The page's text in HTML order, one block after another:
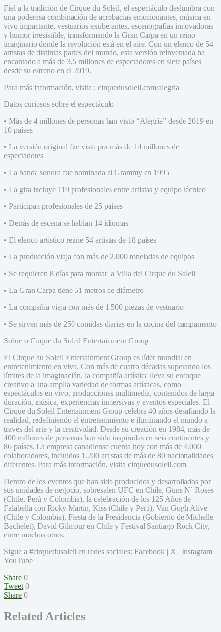
Fiel a la tradición de Cirque du Soleil, el espectáculo deslumbra con
una poderosa combinación de acrobacias emocionantes, música en
vivo impactante, vestuarios exuberantes, escenografías innovadoras
y humor irresistible, transformando la Gran Carpa en un reino
imaginario donde la revolución está en el aire. Con un elenco de 54
artistas de distintas partes del mundo, esta versión reinventada ha
encantado a más de 3,5 millones de espectadores en siete países
desde su estreno en el 2019.
Para más información, visita : cirquedusoleil.com/alegria
Datos curiosos sobre el espectáculo
• Más de 4 millones de personas han visto “Alegría” desde 2019 en
10 países
• La versión original fue vista por más de 14 millones de
espectadores
• La banda sonora fue nominada al Grammy en 1995
• La gira incluye 119 profesionales entre artistas y equipo técnico
• Participan profesionales de 25 países
• Detrás de escena se hablan 14 idiomas
• El elenco artístico reúne 54 artistas de 18 países
• La producción viaja con más de 2.000 toneladas de equipos
• Se requieren 8 días para montar la Villa del Cirque du Soleil
• La Gran Carpa tiene 51 metros de diámetro
• La compañía viaja con más de 1.500 piezas de vestuario
• Se sirven más de 250 comidas diarias en la cocina del campamento
Sobre o Cirque du Soleil Entertainment Group
El Cirque du Soleil Entertainment Group es líder mundial en
entretenimiento en vivo. Con más de cuatro décadas superando los
límites de la imaginación, la compañía artística lleva su enfoque
creativo a una amplia variedad de formas artísticas, como
espectáculos en vivo, producciones multimedia, contenidos de larga
duración, música, experiencias inmersivas y eventos especiales. El
Cirque du Soleil Entertainment Group celebra 40 años desafiando la
realidad, redefiniendo el entretenimiento e iluminando el mundo a
través del arte y la creatividad. Desde su creación en 1984, más de
400 millones de personas han sido inspiradas en seis continentes y
86 países. La empresa canadiense cuenta hoy con más de 4.000
colaboradores, incluidos 1.200 artistas de más de 80 nacionalidades
diferentes. Para más información, visita cirquedusoleil.com
Dentro de los eventos que han sido producidos y desarrollados por
sus unidades de negocio, sobresalen UFC en Chile, Guns N´ Roses
(Chile, Perú y Colombia), la celebración de los 125 Años de
Falabella con Ricky Martin, Kiss (Chile y Perú), Van Gogh Alive
(Chile y Colombia), Fiesta de la Presidencia (Gobierno de Michelle
Bachelet), David Gilmour en Chile y Festival Santiago Rock City,
entre muchos otros.
Sigue a #cirquedusoleil en redes sociales: Facebook | X | Instagram |
YouTube
Share 0
Tweet 0
Share 0
Related Articles